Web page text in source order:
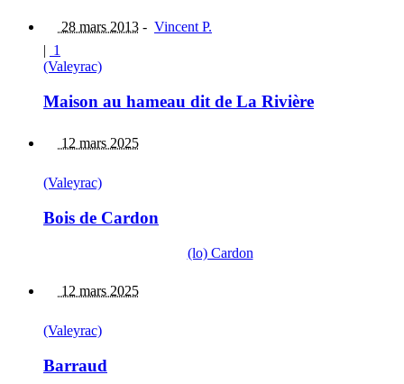
28 mars 2013 - Vincent P.
| 1
(Valeyrac)
Maison au hameau dit de La Rivière
12 mars 2025
(Valeyrac)
Bois de Cardon
(lo) Cardon
12 mars 2025
(Valeyrac)
Barraud